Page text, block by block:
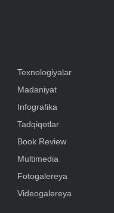
Texnologiyalar
Madaniyat
Infografika
Tadqiqotlar
Book Review
Multimedia
Fotogalereya
Videogalereya